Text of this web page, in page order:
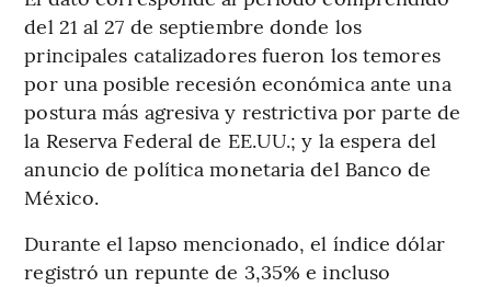
del 21 al 27 de septiembre donde los
principales catalizadores fueron los temores
por una posible recesión económica ante una
postura más agresiva y restrictiva por parte de
la Reserva Federal de EE.UU.; y la espera del
anuncio de política monetaria del Banco de
México.
Durante el lapso mencionado, el índice dólar
registró un repunte de 3,35% e incluso